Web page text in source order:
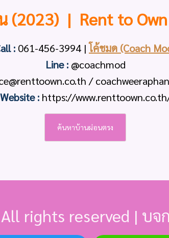
(2023) | Rent to
: 061-456-3994 |โค้ชมด (Coach
Line : @coachmod
/
Website : https://
ค้นหาบ้านผ่อนตรง
rights reserved | บจ